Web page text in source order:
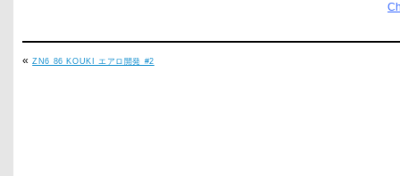
«ZN6 86 KOUKI エアロ開発 #2